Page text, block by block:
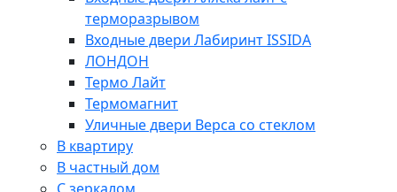
терморазрывом
Входные двери Лабиринт ISSIDA
ЛОНДОН
Термо Лайт
Термомагнит
Уличные двери Верса со стеклом
В квартиру
В частный дом